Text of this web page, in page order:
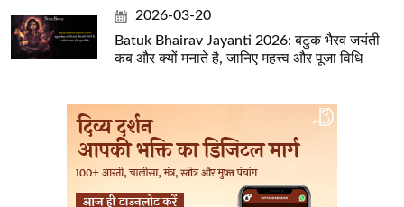
2026-03-20
Batuk Bhairav Jayanti 2026: बटुक भैरव जयंती
कब और क्यों मनाते है, जानिए महत्त्व और पूजा विधि